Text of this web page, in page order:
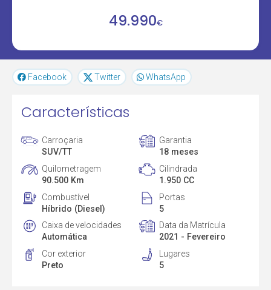
49.990€
Facebook Twitter WhatsApp
Características
Carroçaria
SUV/TT
Garantia
18 meses
Quilometragem
90.500 Km
Cilindrada
1.950 CC
Combustível
Híbrido (Diesel)
Portas
5
Caixa de velocidades
Automática
Data da Matrícula
2021 - Fevereiro
Cor exterior
Preto
Lugares
5